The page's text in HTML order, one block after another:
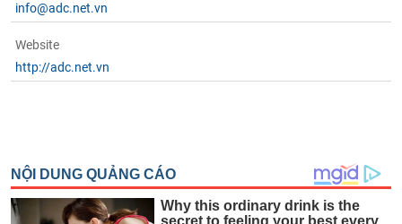
info@adc.net.vn
Website
http://adc.net.vn